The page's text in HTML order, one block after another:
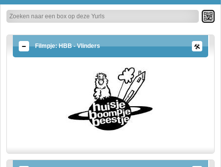
Filmpje: HBB - Vlinders